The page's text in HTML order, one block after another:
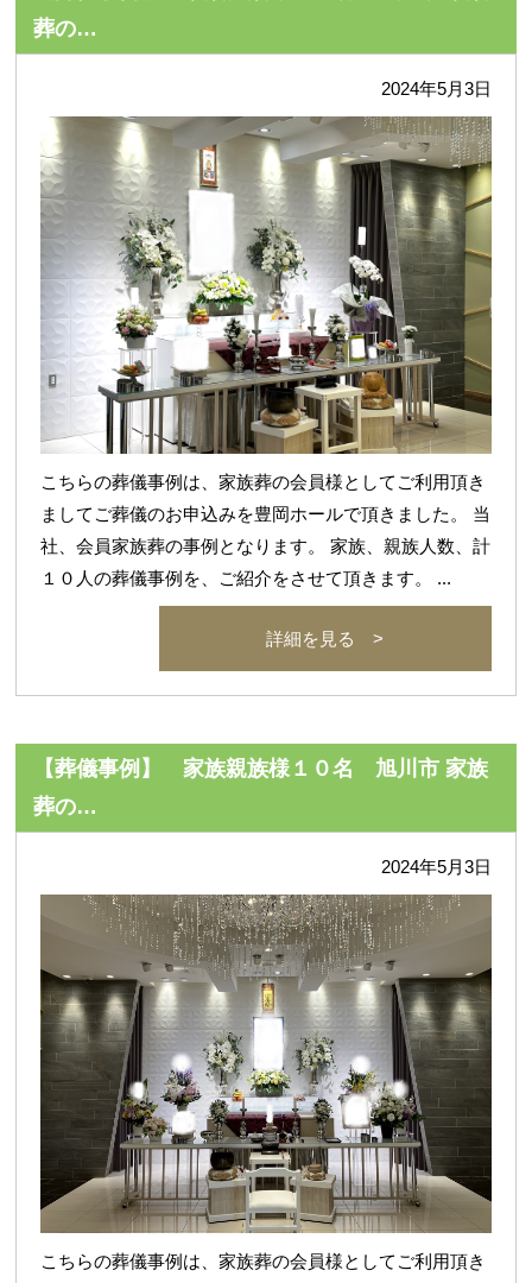
葬の…
2024年5月3日
こちらの葬儀事例は、家族葬の会員様としてご利用頂き
ましてご葬儀のお申込みを豊岡ホールで頂きました。 当
社、会員家族葬の事例となります。 家族、親族人数、計
１０人の葬儀事例を、ご紹介をさせて頂きます。 ...
詳細を見る >
【葬儀事例】 家族親族様１０名 旭川市 家族
葬の…
2024年5月3日
こちらの葬儀事例は、家族葬の会員様としてご利用頂き